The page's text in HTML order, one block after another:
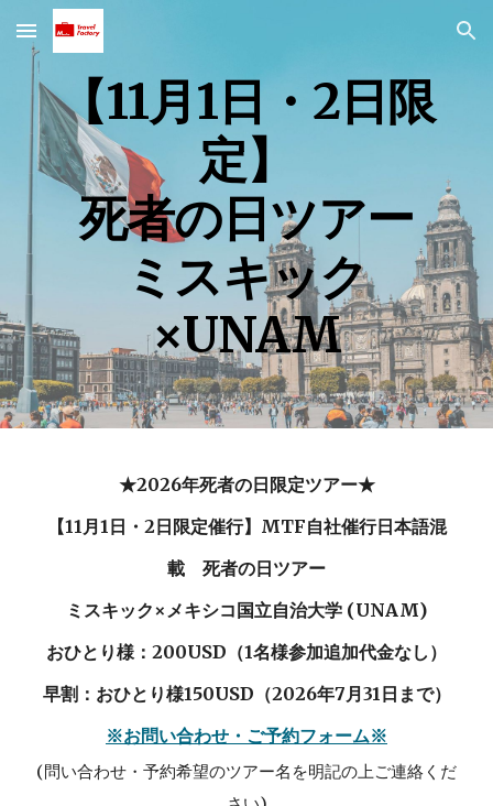
Skip to main content Skip to navigation
【11月1日・2日限
定】
死者の日ツアー
ミスキック
×UNAM
★2026年死者の日限定ツアー★
【11月1日・2日限定催行】MTF自社催行日本語混
載 死者の日ツアー
ミスキック×メキシコ国立自治大学 (UNAM)
おひとり様：200USD（1名様参加追加代金なし）
早割：おひとり様150USD（2026年7月31日まで）
※お問い合わせ・ご予約フォーム※
(問い合わせ・予約希望のツアー名を明記の上ご連絡くだ